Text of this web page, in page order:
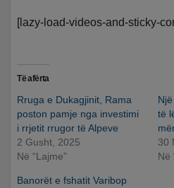
[lazy-load-videos-and-sticky-
Të afërta
Rruga e Dukagjinit, Rama
poston pamje nga investimi
i rrjetit rrugor të Alpeve
2 Gusht, 2025
Në “Lajme”
të
30
Në
Banorët e fshatit Varibop